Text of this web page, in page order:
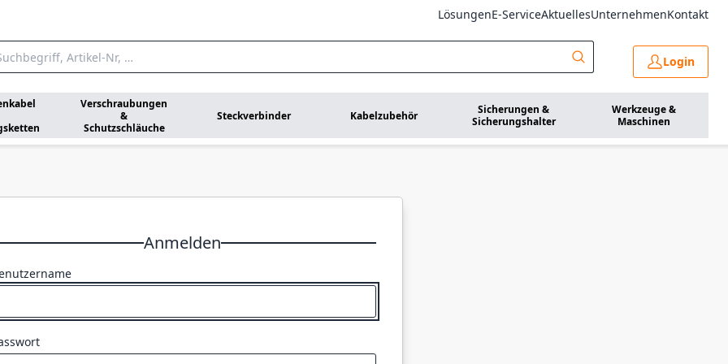
LösungenE-ServiceAktuellesUnternehmenKontakt
Login
Verschraubungen
&
Schutzschläuche
Steckverbinder Kabelzubehör
Sicherungen &
Sicherungshalter
Werkzeuge &
Maschinen
Anmelden